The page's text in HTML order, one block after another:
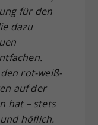
für den
dazu
rot-weiß-
auf der
hat – stets
höflich.